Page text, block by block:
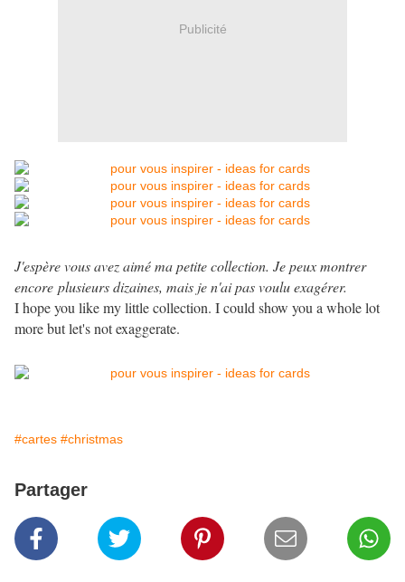
Publicité
J'espère vous avez aimé ma petite collection. Je peux montrer
encore plusieurs dizaines, mais je n'ai pas voulu exagérer.
I hope you like my little collection. I could show you a whole lot
more but let's not exaggerate.
#cartes #christmas
Partager